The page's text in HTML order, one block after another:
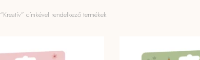
“Kreatív” címkével rendelkező termékek